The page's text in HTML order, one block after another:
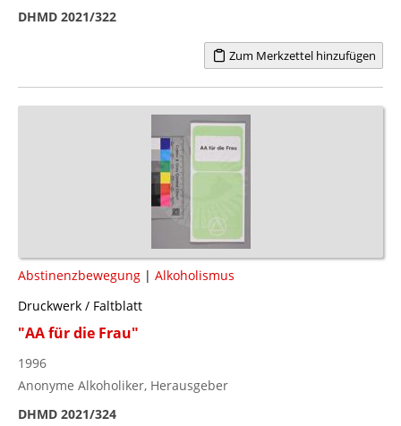
DHMD 2021/322
Zum Merkzettel hinzufügen
Abstinenzbewegung | Alkoholismus
Druckwerk / Faltblatt
"AA für die Frau"
1996
Anonyme Alkoholiker, Herausgeber
DHMD 2021/324